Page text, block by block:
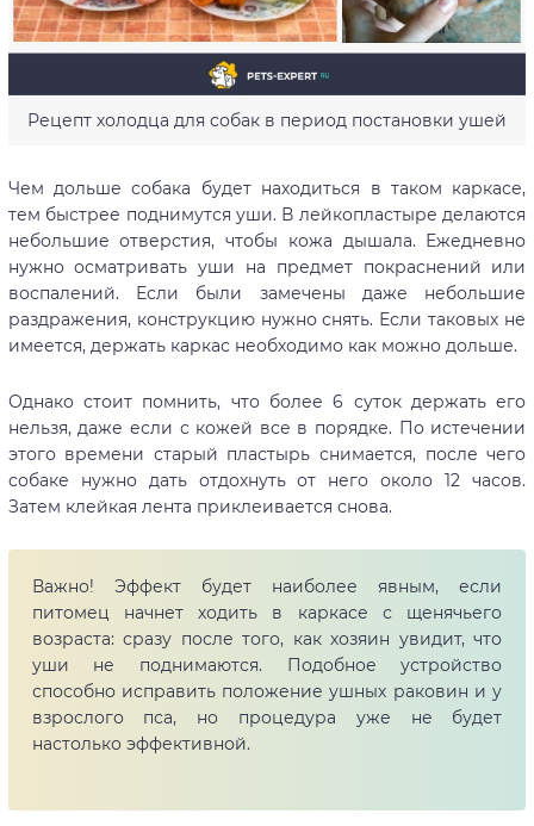
Рецепт холодца для собак в период постановки ушей
Чем дольше собака будет находиться в таком каркасе,
тем быстрее поднимутся уши. В лейкопластыре делаются
небольшие отверстия, чтобы кожа дышала. Ежедневно
нужно осматривать уши на предмет покраснений или
воспалений. Если были замечены даже небольшие
раздражения, конструкцию нужно снять. Если таковых не
имеется, держать каркас необходимо как можно дольше.
Однако стоит помнить, что более 6 суток держать его
нельзя, даже если с кожей все в порядке. По истечении
этого времени старый пластырь снимается, после чего
собаке нужно дать отдохнуть от него около 12 часов.
Затем клейкая лента приклеивается снова.
Важно! Эффект будет наиболее явным, если
питомец начнет ходить в каркасе с щенячьего
возраста: сразу после того, как хозяин увидит, что
уши не поднимаются. Подобное устройство
способно исправить положение ушных раковин и у
взрослого пса, но процедура уже не будет
настолько эффективной.